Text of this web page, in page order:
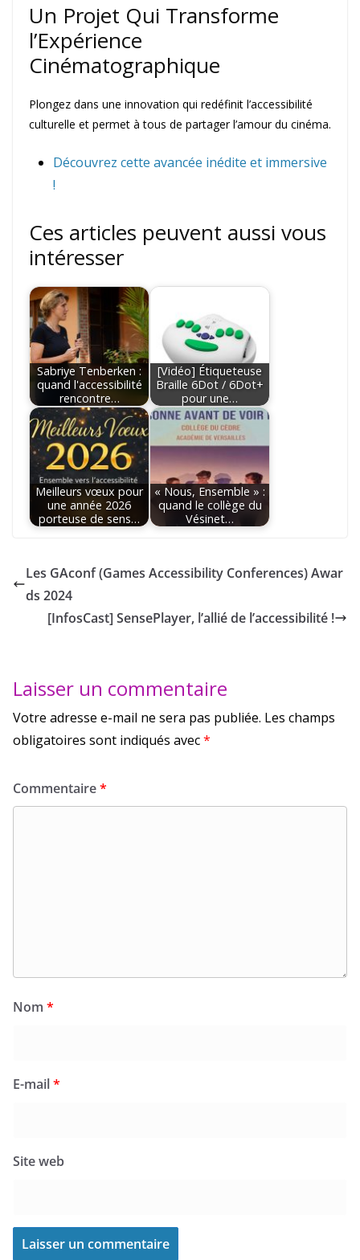
Un Projet Qui Transforme
l’Expérience
Cinématographique
Plongez dans une innovation qui redéfinit l’accessibilité
culturelle et permet à tous de partager l’amour du cinéma.
Découvrez cette avancée inédite et immersive
!
Ces articles peuvent aussi vous
intéresser
Sabriye Tenberken :
quand l'accessibilité
rencontre…
[Vidéo] Étiqueteuse
Braille 6Dot / 6Dot+
pour une…
Meilleurs vœux pour
une année 2026
porteuse de sens…
« Nous, Ensemble » :
quand le collège du
Vésinet…
Les GAconf (Games Accessibility Conferences) Awar
ds 2024
[InfosCast] SensePlayer, l’allié de l’accessibilité !
Laisser un commentaire
Votre adresse e-mail ne sera pas publiée. Les champs
obligatoires sont indiqués avec*
Commentaire*
Nom *
E-mail*
Site web